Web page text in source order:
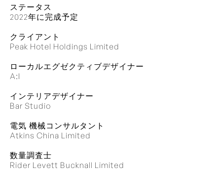
ステータス
2022年に完成予定
クライアント
Peak Hotel Holdings Limited
ローカルエグゼクティブデザイナー
A:I
インテリアデザイナー
Bar Studio
電気 機械コンサルタント
Atkins China Limited
数量調査士
Rider Levett Bucknall Limited